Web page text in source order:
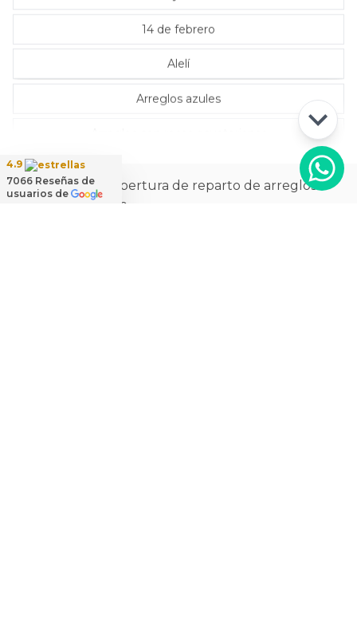
14 de febrero
Alelí
Arreglos azules
La más amplia cobertura de reparto de arreglos
florales a domicilio
4.9
7066 Reseñas de
usuarios de